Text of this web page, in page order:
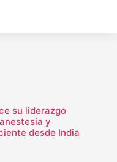
su liderazgo
y
desde India